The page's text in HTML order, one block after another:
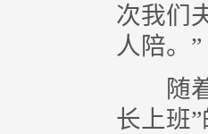
次我们
人陪。”
随着
长上班